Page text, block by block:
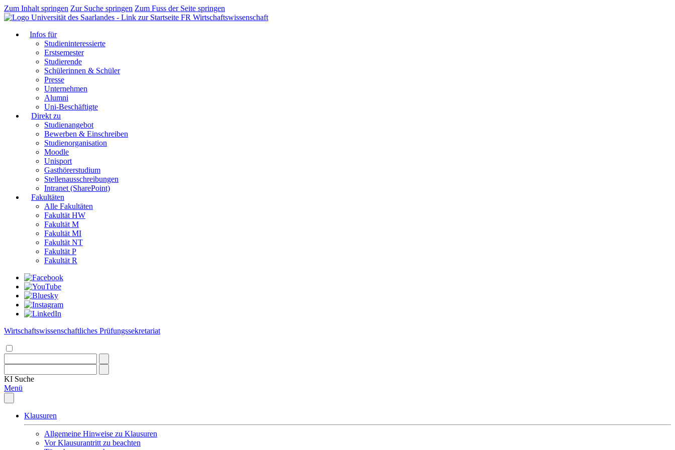
Zum Inhalt springen Zur Suche springen Zum Fuss der Seite springen
FR Wirtschaftswissenschaft
Infos für
Studieninteressierte
Erstsemester
Studierende
Schülerinnen & Schüler
Presse
Unternehmen
Alumni
Uni-Beschäftigte
Direkt zu
Studienangebot
Bewerben & Einschreiben
Studienorganisation
Moodle
Unisport
Gasthörerstudium
Stellenausschreibungen
Intranet (SharePoint)
Fakultäten
Alle Fakultäten
Fakultät HW
Fakultät M
Fakultät MI
Fakultät NT
Fakultät P
Fakultät R
Wirtschaftswissenschaftliches Prüfungssekretariat
KI Suche
Menü
Klausuren
Allgemeine Hinweise zu Klausuren
Vor Klausurantritt zu beachten